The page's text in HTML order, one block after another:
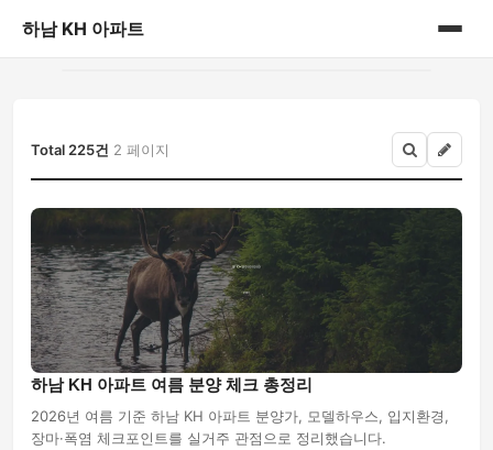
하남 KH 아파트
게시판
Total 225건 2 페이지
하남 KH 아파트 여름 분양 체크 총정리
2026년 여름 기준 하남 KH 아파트 분양가, 모델하우스, 입지환경,
장마·폭염 체크포인트를 실거주 관점으로 정리했습니다.